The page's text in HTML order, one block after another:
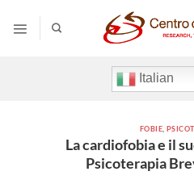
contenuti
Italian
FOBIE,
La cardiofobia e il
Psicoterapia